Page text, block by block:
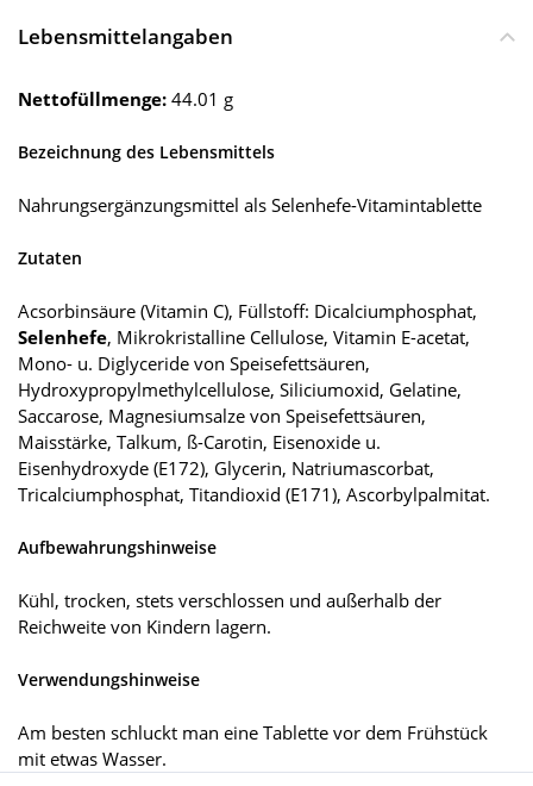
Lebensmittelangaben
Nettofüllmenge: 44.01 g
Bezeichnung des Lebensmittels
Nahrungsergänzungsmittel als Selenhefe-Vitamintablette
Zutaten
Acsorbinsäure (Vitamin C), Füllstoff: Dicalciumphosphat,
Selenhefe, Mikrokristalline Cellulose, Vitamin E-acetat,
Mono- u. Diglyceride von Speisefettsäuren,
Hydroxypropylmethylcellulose, Siliciumoxid, Gelatine,
Saccarose, Magnesiumsalze von Speisefettsäuren,
Maisstärke, Talkum, ß-Carotin, Eisenoxide u.
Eisenhydroxyde (E172), Glycerin, Natriumascorbat,
Tricalciumphosphat, Titandioxid (E171), Ascorbylpalmitat.
Aufbewahrungshinweise
Kühl, trocken, stets verschlossen und außerhalb der
Reichweite von Kindern lagern.
Verwendungshinweise
Am besten schluckt man eine Tablette vor dem Frühstück
mit etwas Wasser.